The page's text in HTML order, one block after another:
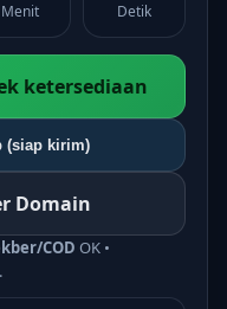
Menit Detik
ketersediaan
(siap kirim)
Domain
COD OK •